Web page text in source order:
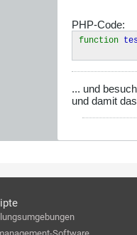
PHP-Code:
function
... und
und damit